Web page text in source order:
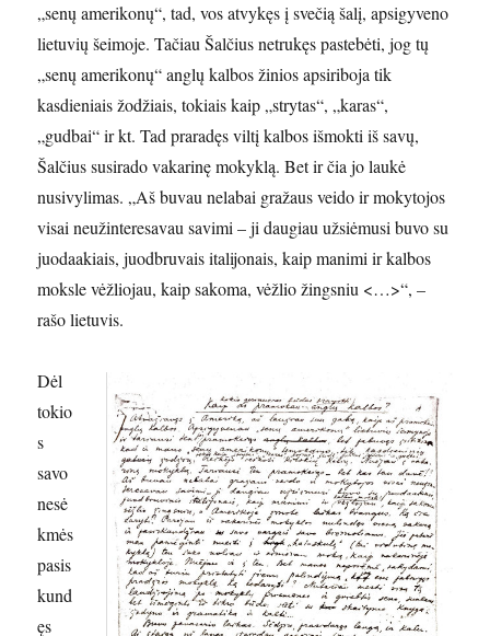
„senų amerikonų“, tad, vos atvykęs į svečią šalį, apsigyveno
lietuvių šeimoje. Tačiau Šalčius netrukęs pastebėti, jog tų
„senų amerikonų“ anglų kalbos žinios apsiriboja tik
kasdieniais žodžiais, tokiais kaip „strytas“, „karas“,
„gudbai“ ir kt. Tad praradęs viltį kalbos išmokti iš savų,
Šalčius susirado vakarinę mokyklą. Bet ir čia jo laukė
nusivylimas. „Aš buvau nelabai gražaus veido ir mokytojos
visai neužinteresavau savimi – ji daugiau užsiėmusi buvo su
juodaakiais, juodbruvais italijonais, kaip manimi ir kalbos
moksle vėžliojau, kaip sakoma, vėžlio žingsniu <…>“, –
rašo lietuvis.
Dėl
tokio
s
savo
nesė
kmės
pasis
kund
ęs